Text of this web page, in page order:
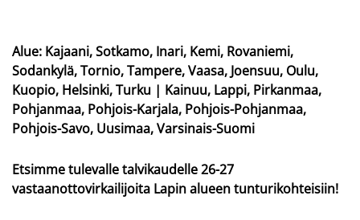
Alue: Kajaani, Sotkamo, Inari, Kemi, Rovaniemi,
Sodankylä, Tornio, Tampere, Vaasa, Joensuu, Oulu,
Kuopio, Helsinki, Turku | Kainuu, Lappi, Pirkanmaa,
Pohjanmaa, Pohjois-Karjala, Pohjois-Pohjanmaa,
Pohjois-Savo, Uusimaa, Varsinais-Suomi
Etsimme tulevalle talvikaudelle 26-27
vastaanottovirkailijoita Lapin alueen tunturikohteisiin!